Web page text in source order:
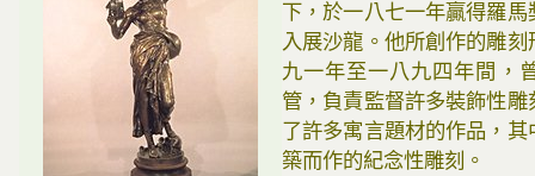
下，於一八七一年贏得羅
入展沙龍。他所創作的雕
九一年至一八九四年間，
管，負責監督許多裝飾性
了許多寓言題材的作品，
築而作的紀念性雕刻。